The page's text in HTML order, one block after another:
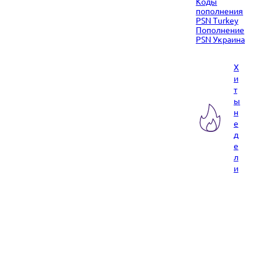
пополнения
PSN Turkey
Пополнение
PSN Украина
Х
и
т
ы
н
е
д
е
л
и